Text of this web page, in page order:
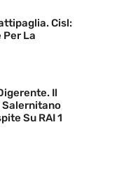
Cisl:
Per La
Il
Su RAI 1